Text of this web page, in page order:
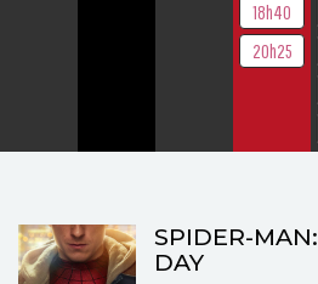
18h40
20h25
SPIDER-
DAY